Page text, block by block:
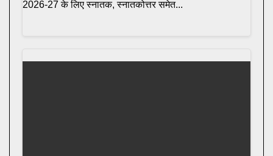
2026-27 के लिए स्नातक, स्नातकोत्तर समेत...